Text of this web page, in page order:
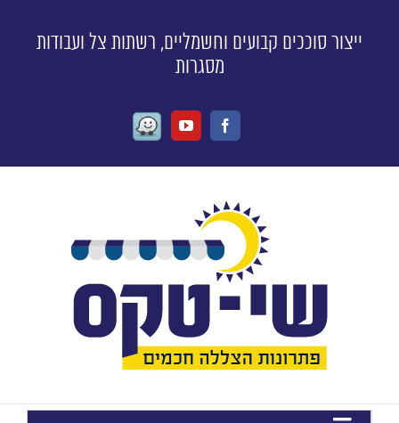
ייצור סוככים קבועים וחשמליים, רשתות צל ועבודות
מסגרות
Facebook
Youtube
Waze